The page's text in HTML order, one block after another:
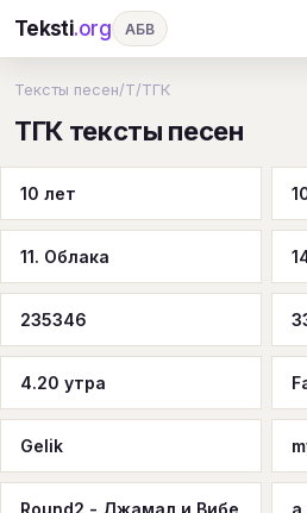
Teksti.org АБВ
И К Л М
Т У Ф Х Ц
Я En A B C
H I
Q
Тексты песен/Т/ТГК
ТГК тексты песен
10 лет
11. Облака
235346
4.20 утра
Gelik
Round2 - Джамал и Вибе
а